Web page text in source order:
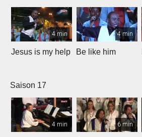
4 min
Jesus is my help
4 min
Be like him
Saison 17
4 min 6 min